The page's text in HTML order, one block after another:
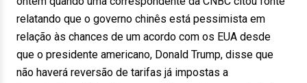
relatando que o governo chinês está pessimista em
relação às chances de um acordo com os EUA desde
que o presidente americano, Donald Trump, disse que
não haverá reversão de tarifas já impostas a